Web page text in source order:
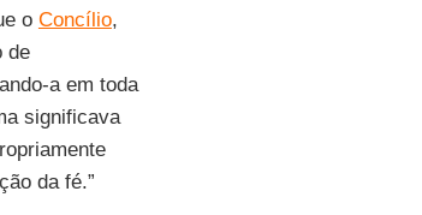
o Concílio,
de
a em toda
significava
da fé.”